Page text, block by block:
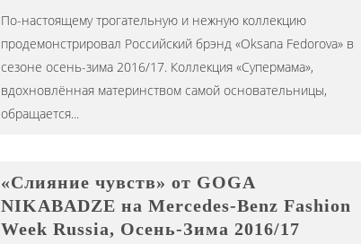
По-настоящему трогательную и нежную коллекцию
продемонстрировал Российский брэнд «Oksana Fedorova» в
сезоне осень-зима 2016/17. Коллекция «Супермама»,
вдохновлённая материнством самой основательницы,
обращается...
«Слияние чувств» от GOGA
NIKABADZE на Mercedes-Benz Fashion
Week Russia, Осень-Зима 2016/17